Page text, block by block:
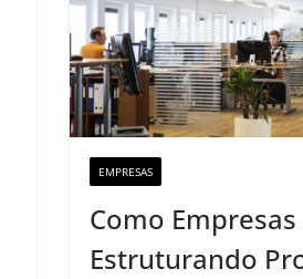
EMPRESAS
Como Empresas
Estruturando